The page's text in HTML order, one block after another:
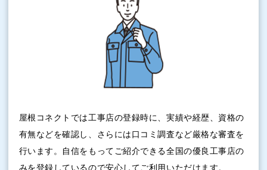
屋根コネクトでは工事店の登録時に、実績や経歴、資格の
有無などを確認し、さらには口コミ調査など厳格な審査を
行います。自信をもってご紹介できる全国の優良工事店の
みを登録しているので安心してご利用いただけます。